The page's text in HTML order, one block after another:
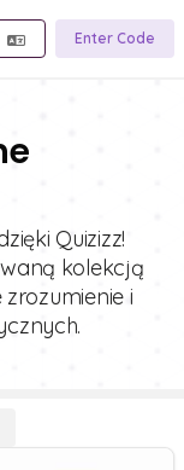
Enter Code
Quizizz!
kolekcją
i